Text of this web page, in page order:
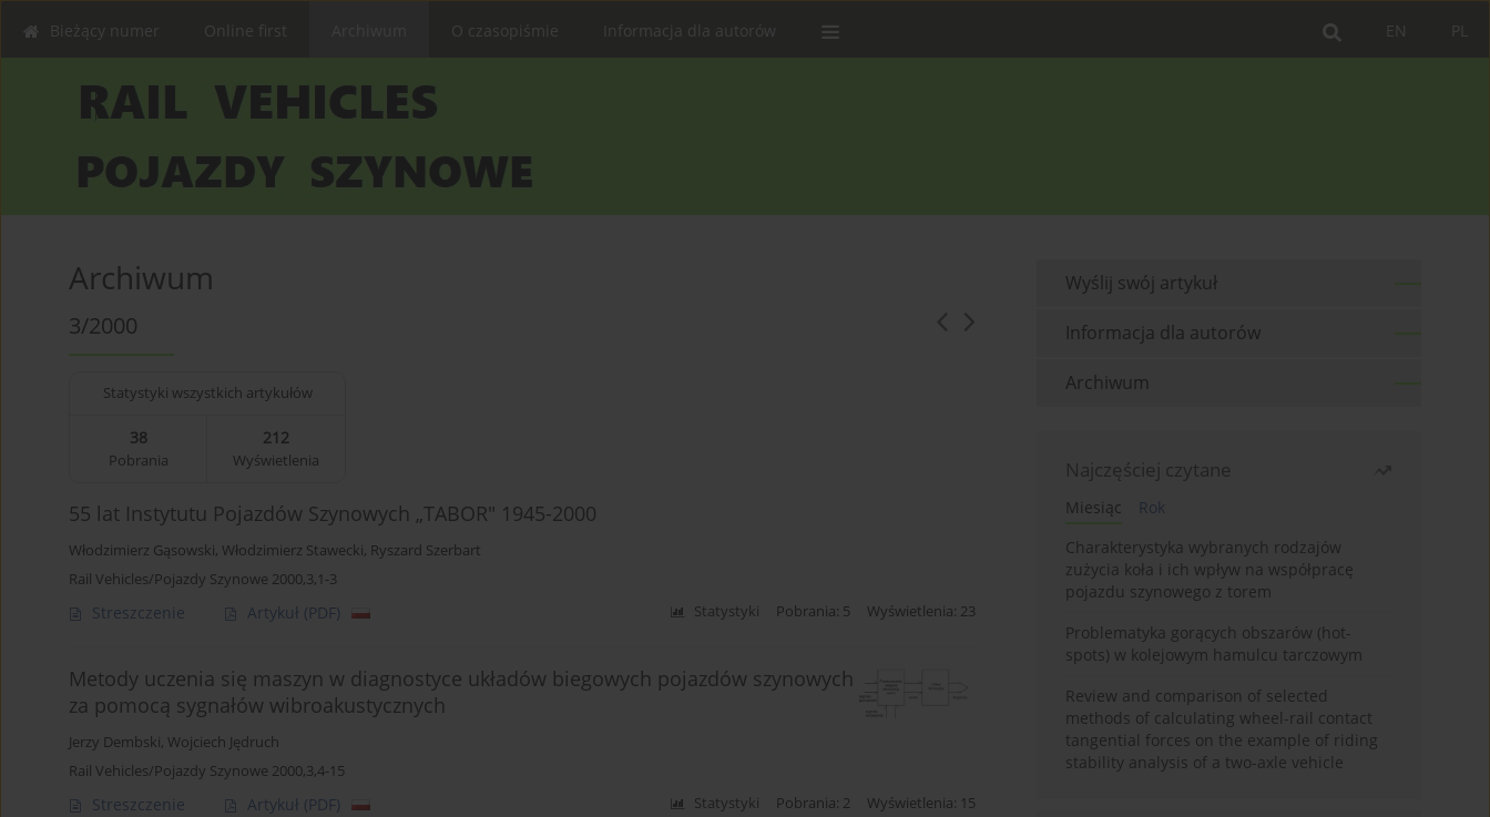
PL
EN
Bieżący numer Online first O czasopiśmie Informacja dla autorów
Archiwum
3/2000
Statystyki wszystkich artykułów
38
Pobrania
212
Wyświetlenia
55 lat Instytutu Pojazdów Szynowych „TABOR" 1945-2000
Włodzimierz Gąsowski, Włodzimierz Stawecki, Ryszard Szerbart
Rail Vehicles/Pojazdy Szynowe 2000,3,1-3
Streszczenie Artykuł (PDF) Statystyki Pobrania: 5 Wyświetlenia: 23
Metody uczenia się maszyn w diagnostyce układów biegowych pojazdów szynowych
za pomocą sygnałów wibroakustycznych
Jerzy Dembski, Wojciech Jędruch
Rail Vehicles/Pojazdy Szynowe 2000,3,4-15
Streszczenie Artykuł (PDF) Statystyki Pobrania: 2 Wyświetlenia: 15
Wyślij swój artykuł
Informacja dla autorów
Archiwum
Najczęściej czytane
Miesiąc
Rok
Charakterystyka wybranych rodzajów
zużycia koła i ich wpływ na współpracę
pojazdu szynowego z torem
Problematyka gorących obszarów (hot-
spots) w kolejowym hamulcu tarczowym
Review and comparison of selected
methods of calculating wheel-rail contact
tangential forces on the example of riding
stability analysis of a two-axle vehicle